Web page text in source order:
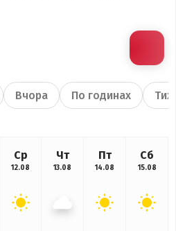
Вчора По годинах
Ср
12.08
Чт
13.08
Пт
14.08
Сб
15.08